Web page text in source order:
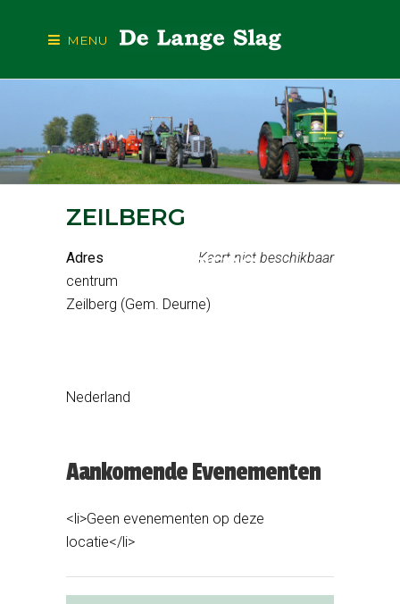
MENU
ZEILBERG
ZEILBERG
Kaart niet beschikbaar
Adres
centrum
Zeilberg (Gem. Deurne)
Nederland
Aankomende Evenementen
<li>Geen evenementen op deze
locatie</li>